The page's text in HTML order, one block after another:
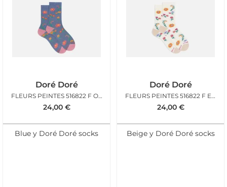
Doré Doré
FLEURS PEINTES 516822 F ORAGE
24,00 €
Blue y Doré Doré socks
Doré Doré
FLEURS PEINTES 516822 F ECRU
24,00 €
Beige y Doré Doré socks